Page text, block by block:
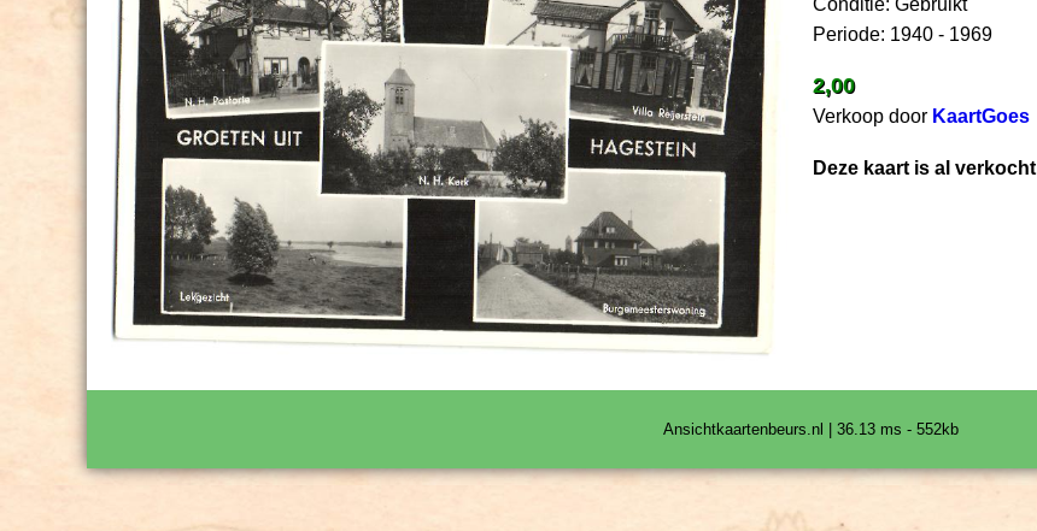
Conditie: Gebruikt
Periode: 1940 - 1969
2,00
Verkoop door KaartGoes
Deze kaart is al verkocht
Ansichtkaartenbeurs.nl | 36.13 ms - 552kb